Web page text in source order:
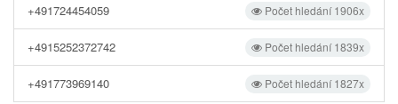
Počet hledání 1906x
+491724454059
Počet hledání 1839x
+4915252372742
Počet hledání 1827x
+491773969140